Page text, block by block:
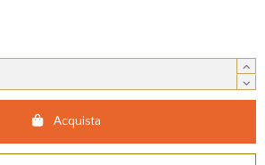
Acquista